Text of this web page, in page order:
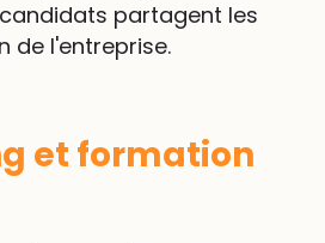
partagent les
de l'entreprise.
et formation